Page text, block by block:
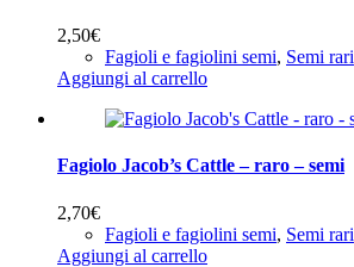
2,50€
Fagioli e fagiolini semi, Semi rari
Aggiungi al carrello
Fagiolo Jacob’s Cattle – raro – semi
2,70€
Fagioli e fagiolini semi, Semi rari
Aggiungi al carrello